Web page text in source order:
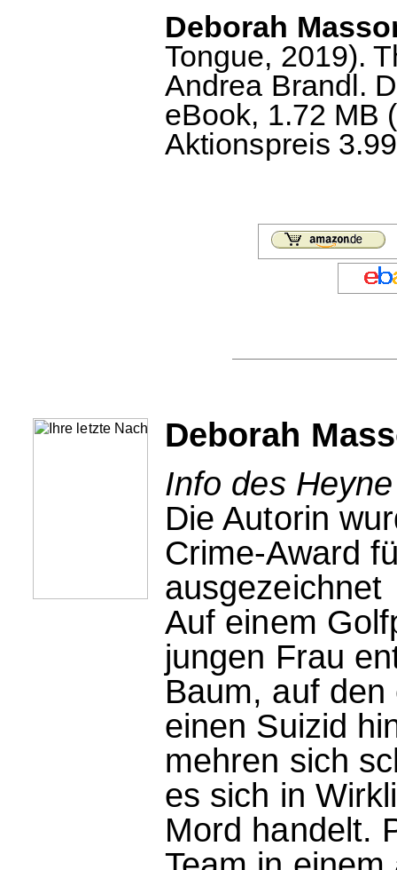
Deborah
Tongue, 2019).
Andrea Brandl.
eBook, 1.72 MB
Aktionspreis
Deborah
Info des
Die Autorin
Crime-Award
ausgezeichnet
Auf einem
jungen Frau
Baum, auf
einen Suizid
mehren sich
es sich in
Mord handelt.